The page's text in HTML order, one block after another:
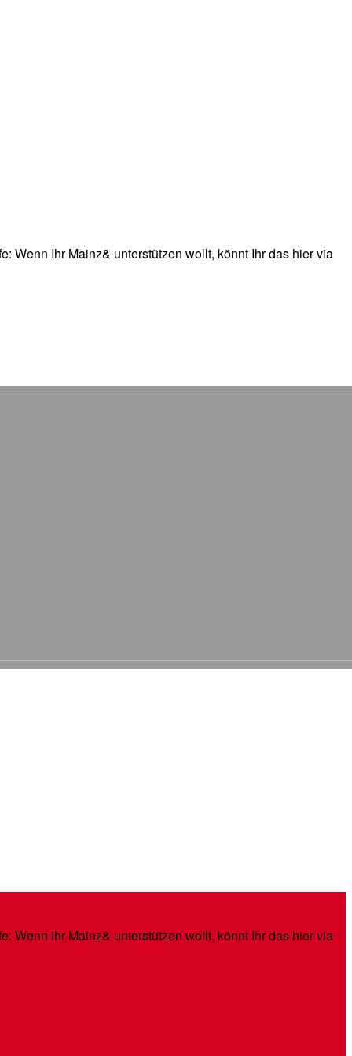
Wenn Ihr Mainz& unterstützen wollt, könnt Ihr das hier via
Wenn Ihr Mainz& unterstützen wollt, könnt Ihr das hier via